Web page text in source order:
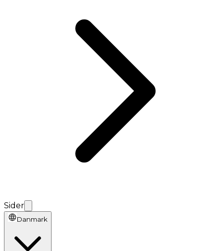
Sider
Danmark